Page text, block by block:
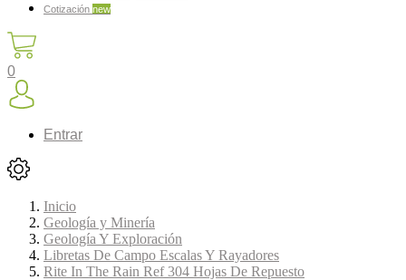
Cotización new
0
Entrar
Inicio
Geología y Minería
Geología Y Exploración
Libretas De Campo Escalas Y Rayadores
Rite In The Rain Ref 304 Hojas De Repuesto